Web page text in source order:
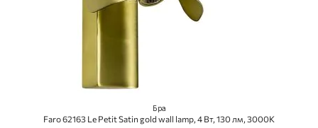
Бра
Faro 62163 Le Petit Satin gold wall lamp, 4 Вт, 130 лм, 3000K